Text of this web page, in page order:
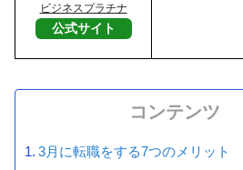
ビジネスプラチナ
公式サイト
コンテンツ
3月に転職をする7つのメリット